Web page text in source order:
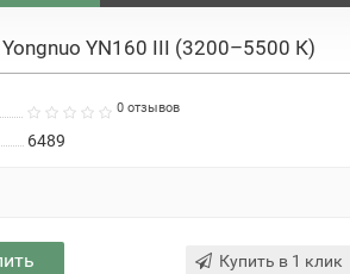
YN160 III (3200–5500 К)
0 отзывов
6489
Купить в 1 клик